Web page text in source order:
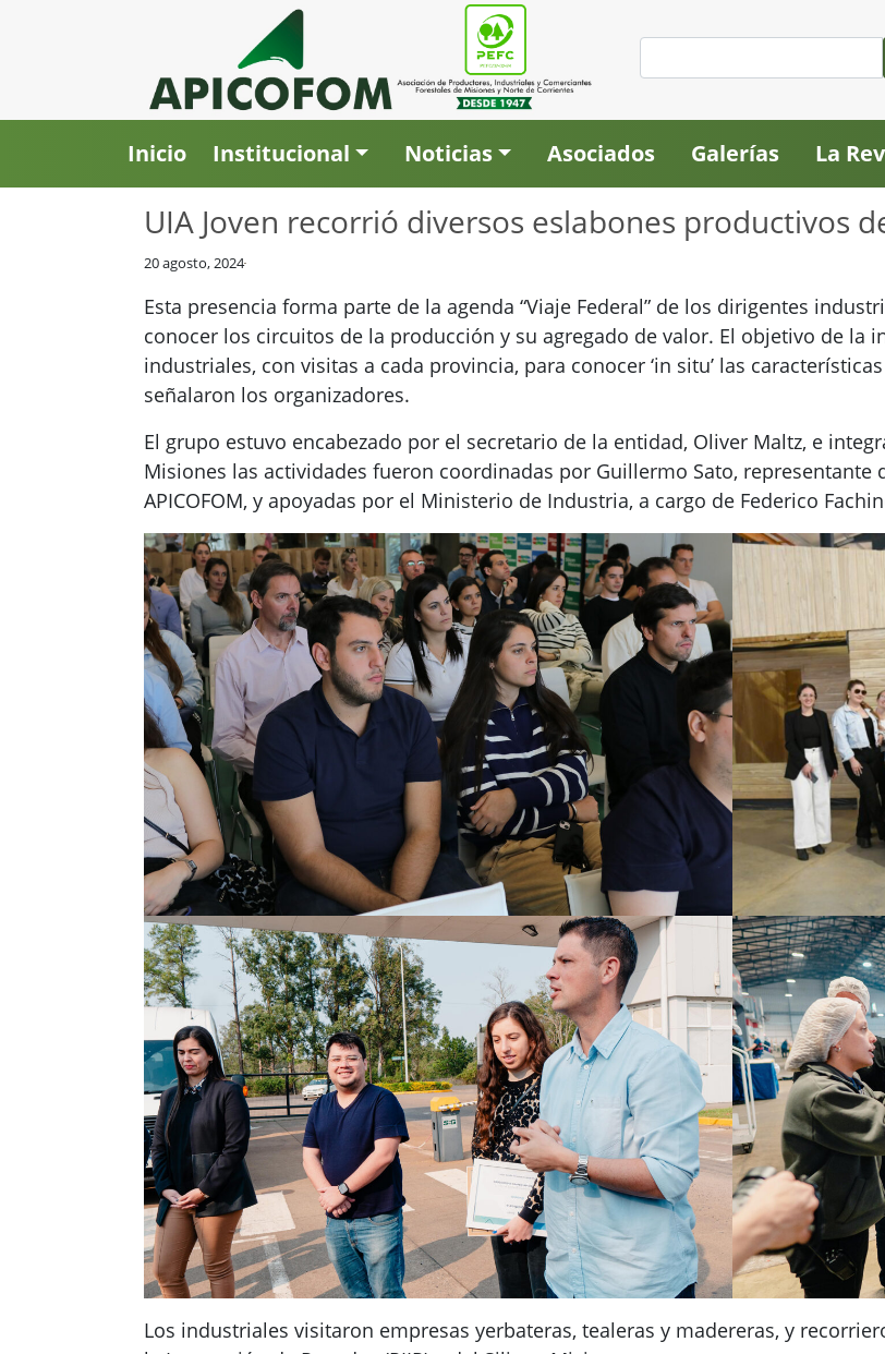
Inicio Institucional Noticias Asociados Galerías La
UIA Joven recorrió diversos eslabones productivos
20 agosto, 2024
Esta presencia forma parte de la agenda “Viaje Federal” de los dirigentes
conocer los circuitos de la producción y su agregado de valor. El objetivo de la
industriales, con visitas a cada provincia, para conocer ‘in situ’ las
señalaron los organizadores.
El grupo estuvo encabezado por el secretario de la entidad, Oliver Maltz, e
Misiones las actividades fueron coordinadas por Guillermo Sato, representante
APICOFOM, y apoyadas por el Ministerio de Industria, a cargo de Federico
Los industriales visitaron empresas yerbateras, tealeras y madereras, y